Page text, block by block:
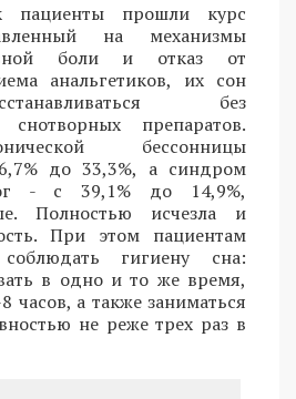
пациенты прошли курс
на механизмы
боли и отказ от
анальгетиков, их сон
без
снотворных препаратов.
бессонницы
до 33,3%, а синдром
- с 39,1% до 14,9%,
Полностью исчезла и
При этом пациентам
гигиену сна:
в одно и то же время,
часов, а также заниматься
не реже трех раз в